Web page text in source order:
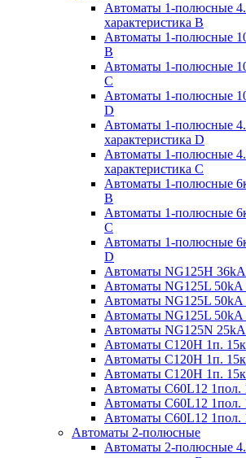
Автоматы 1-полюсные
характеристика В
Автоматы 1-полюсные
B
Автоматы 1-полюсные
C
Автоматы 1-полюсные
D
Автоматы 1-полюсные
характеристика D
Автоматы 1-полюсные
характеристика С
Автоматы 1-полюсные
B
Автоматы 1-полюсные
C
Автоматы 1-полюсные
D
Автоматы NG125H 36kA
Автоматы NG125L 50kA
Автоматы NG125L 50kA
Автоматы NG125L 50kA
Автоматы NG125N 25kA
Автоматы С120H 1п.
Автоматы С120H 1п.
Автоматы С120H 1п.
Автоматы С60L12 1пол.
Автоматы С60L12 1пол.
Автоматы С60L12 1пол.
Автоматы 2-полюсные
Автоматы 2-полюсные